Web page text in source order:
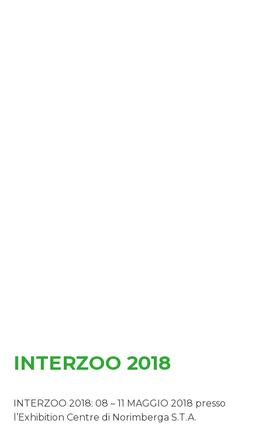
INTERZOO 2018
INTERZOO 2018: 08 – 11 MAGGIO 2018 presso
l’Exhibition Centre di Norimberga S.T.A.